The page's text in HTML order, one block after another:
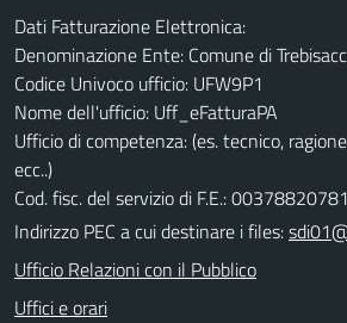
Dati Fatturazione Elettronica:
Denominazione Ente: Comune di
Codice Univoco ufficio: UFW9P1
Nome dell'ufficio: Uff_eFatturaPA
Ufficio di competenza: (es. tecnico,
ecc..)
Cod. fisc. del servizio di F.E.: 00378820781
Indirizzo PEC a cui destinare i files:
Ufficio Relazioni con il Pubblico
Uffici e orari